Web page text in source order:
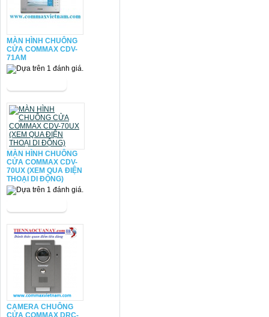
MÀN HÌNH CHUÔNG
CỬA COMMAX CDV-
71AM
MÀN HÌNH CHUÔNG
CỬA COMMAX CDV-
70UX (XEM QUA ĐIỆN
THOẠI DI ĐỘNG)
CAMERA CHUÔNG
CỬA COMMAX DRC-